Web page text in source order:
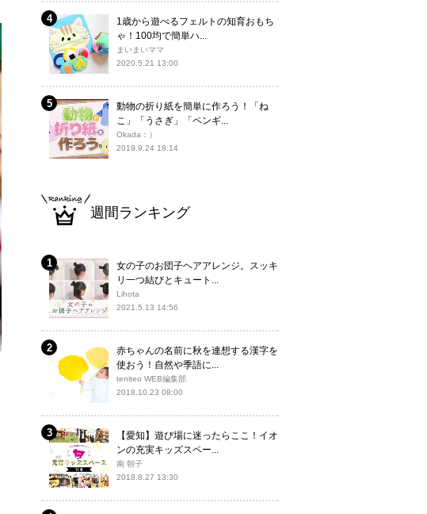
1歳から遊べるフェルトの知育おもち
ゃ！100均で簡単ハ...
まいまいママ
2020.5.21 13:00
動物の折り紙を簡単に作ろう！「ね
こ」「うさぎ」「ペンギ...
Okada：）
2019.9.24 18:14
週間ランキング
女の子のお団子ヘアアレンジ。スッキ
リ一つ結びとキュート...
Lihota
2021.5.13 14:56
赤ちゃんの名前に秋を連想する漢字を
使おう！自然や季語に...
teniteo WEB編集部
2018.10.23 08:00
【愛知】遊び場に迷ったらここ！イオ
ンの充実キッズスペー...
南 朝子
2018.8.27 13:30